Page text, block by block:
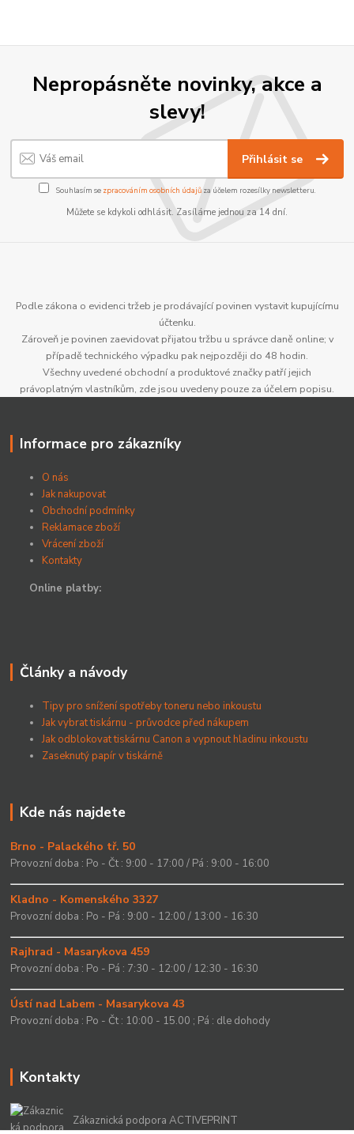
Nepropásněte novinky, akce a
slevy!
Přihlásit se
Souhlasím se zpracováním osobních údajůza účelem rozesílky newsletteru.
Můžete se kdykoli odhlásit. Zasíláme jednou za 14 dní.
Podle zákona o evidenci tržeb je prodávající povinen vystavit kupujícímu
účtenku.
Zároveň je povinen zaevidovat přijatou tržbu u správce daně online; v
případě technického výpadku pak nejpozději do 48 hodin.
Všechny uvedené obchodní a produktové značky patří jejich
právoplatným vlastníkům, zde jsou uvedeny pouze za účelem popisu.
Informace pro zákazníky
O nás
Jak nakupovat
Obchodní podmínky
Reklamace zboží
Vrácení zboží
Kontakty
Online platby:
Články a návody
Tipy pro snížení spotřeby toneru nebo inkoustu
Jak vybrat tiskárnu - průvodce před nákupem
Jak odblokovat tiskárnu Canon a vypnout hladinu inkoustu
Zaseknutý papír v tiskárně
Kde nás najdete
Brno - Palackého tř. 50
Provozní doba : Po - Čt : 9:00 - 17:00 / Pá : 9:00 - 16:00
Kladno - Komenského 3327
Provozní doba : Po - Pá : 9:00 - 12:00 / 13:00 - 16:30
Rajhrad - Masarykova 459
Provozní doba : Po - Pá : 7:30 - 12:00 / 12:30 - 16:30
Ústí nad Labem - Masarykova 43
Provozní doba : Po - Čt : 10:00 - 15.00 ; Pá : dle dohody
Kontakty
Zákaznická podpora ACTIVEPRINT